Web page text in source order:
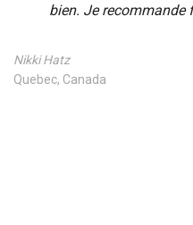
bien. Je recommande
Nikki Hatz
Quebec, Canada